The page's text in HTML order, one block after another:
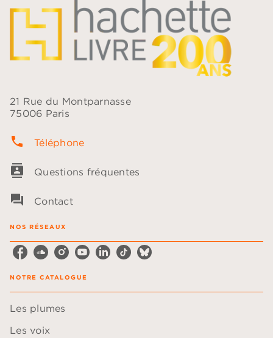
21 Rue du Montparnasse
75006 Paris
phone Téléphone
contacts Questions fréquentes
question_answer Contact
NOS RÉSEAUX
NOTRE CATALOGUE
Les plumes
Les voix